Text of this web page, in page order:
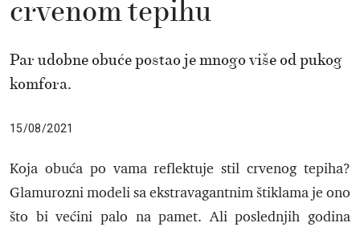
crvenom tepihu
Par udobne obuće postao je mnogo više od pukog
komfora.
15/08/2021
Koja obuća po vama reflektuje stil crvenog tepiha?
Glamurozni modeli sa ekstravagantnim štiklama je ono
što bi većini palo na pamet. Ali poslednjih godina